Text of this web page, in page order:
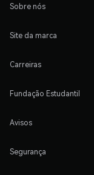
Sobre nós
Site da marca
Carreiras
Fundação Estudantil
Avisos
Segurança